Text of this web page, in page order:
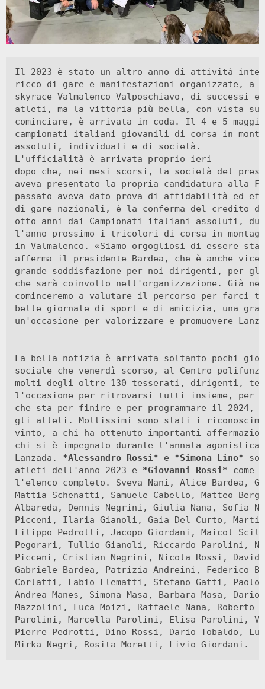
Il 2023 è stato un altro anno di attività
ricco di gare e manifestazioni organizzate, a
skyrace Valmalenco-Valposchiavo, di
atleti, ma la vittoria più bella, con vista
cominciare, è arrivata in coda. Il 4 e 5 maggio
campionati italiani giovanili di corsa in
assoluti, individuali e di società.
L'ufficialità è arrivata proprio ieri
dopo che, nei mesi scorsi, la società del
aveva presentato la propria candidatura alla
passato aveva dato prova di affidabilità ed
di gare nazionali, è la conferma del credito
otto anni dai Campionati italiani assoluti,
l'anno prossimo i tricolori di corsa in
in Valmalenco. «Siamo orgogliosi di essere
afferma il presidente Bardea, che è anche
grande soddisfazione per noi dirigenti, per
che sarà coinvolto nell'organizzazione. Già
cominceremo a valutare il percorso per farci
belle giornate di sport e di amicizia, una
un'occasione per valorizzare e promuovere
La bella notizia è arrivata soltanto pochi
sociale che venerdì scorso, al Centro
molti degli oltre 130 tesserati, dirigenti,
l'occasione per ritrovarsi tutti insieme, per
che sta per finire e per programmare il 2024,
gli atleti. Moltissimi sono stati i
vinto, a chi ha ottenuto importanti
chi si è impegnato durante l'annata
Lanzada. *Alessandro Rossi* e *Simona Lino*
atleti dell'anno 2023 e *Giovanni Rossi* come
l'elenco completo. Sveva Nani, Alice Bardea,
Mattia Schenatti, Samuele Cabello, Matteo
Albareda, Dennis Negrini, Giulia Nana, Sofia
Picceni, Ilaria Gianoli, Gaia Del Curto,
Filippo Pedrotti, Jacopo Giordani, Maicol
Pegorari, Tullio Gianoli, Riccardo Parolini,
Picceni, Cristian Negrini, Nicola Rossi, Davide
Gabriele Bardea, Patrizia Andreini, Federico
Corlatti, Fabio Flematti, Stefano Gatti, Paolo
Andrea Manes, Simona Masa, Barbara Masa,
Mazzolini, Luca Moizi, Raffaele Nana, Roberto
Parolini, Marcella Parolini, Elisa Parolini,
Pierre Pedrotti, Dino Rossi, Dario Tobaldo,
Mirka Negri, Rosita Moretti, Livio Giordani.